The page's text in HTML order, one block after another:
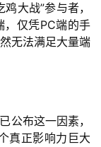
大战”参与者，
，仅凭PC端的手
无法满足大量端
公布这一因素，
真正影响力巨大